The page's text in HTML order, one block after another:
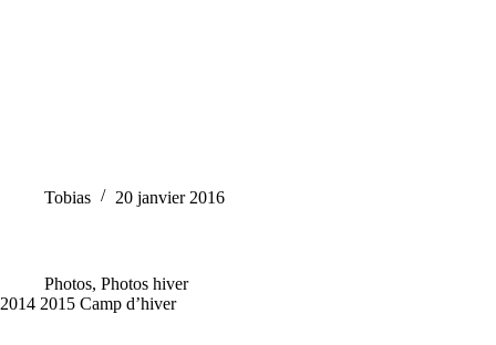
Tobias 20 janvier 2016
Photos, Photos hiver
2014 2015 Camp d’hiver